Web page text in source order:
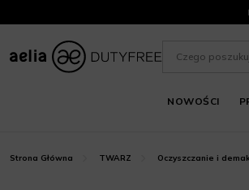
NOWOŚCI
Strona Główna TWARZ Oczyszczanie i